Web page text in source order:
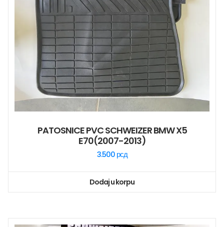
PATOSNICE PVC SCHWEIZER BMW X5
E70(2007-2013)
3.500 рсд
Dodaj u korpu